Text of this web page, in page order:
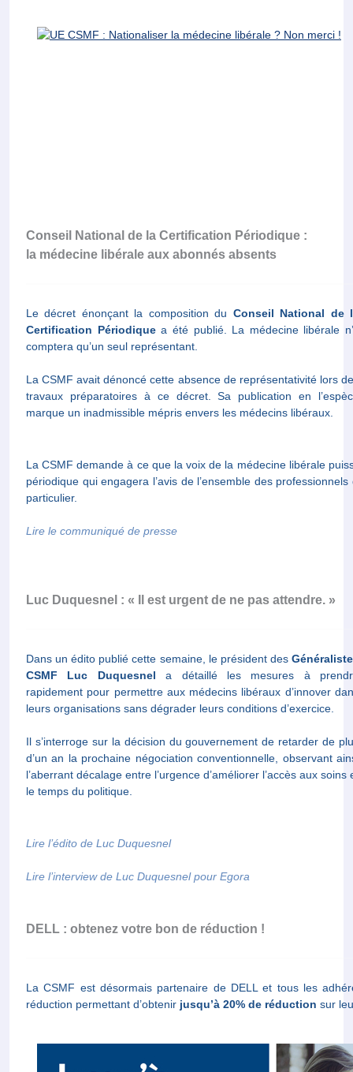
Conseil National de la Certification Périodique :
la médecine libérale aux abonnés absents
Le décret énonçant la composition du Conseil National de
Certification Périodiquea été publié. La médecine libérale
comptera qu’un seul représentant.
La CSMF avait dénoncé cette absence de représentativité lors
travaux préparatoires à ce décret. Sa publication en
marque un inadmissible mépris envers les médecins libéraux.
La CSMF demande à ce que la voix de la médecine libérale
périodique qui engagera l’avis de l’ensemble des
particulier.
Lire le communiqué de presse
Luc Duquesnel : « Il est urgent de ne pas attendre. »
Dans un édito publié cette semaine, le président des
CSMF
Luc Duquesnel a détaillé les mesures à
rapidement pour permettre aux médecins libéraux d’innover
leurs organisations sans dégrader leurs conditions d’exercice.
Il s’interroge sur la décision du gouvernement de retarder de
d’un an la prochaine négociation conventionnelle, observant
l’aberrant décalage entre l’urgence d’améliorer l’accès aux soins
le temps du politique.
Lire l’édito de Luc Duquesnel
Lire l’interview de Luc Duquesnel pour Egora
DELL : obtenez votre bon de réduction !
La CSMF est désormais partenaire de DELL et tous les
réduction permettant d’obtenir jusqu’à 20% de réduction sur